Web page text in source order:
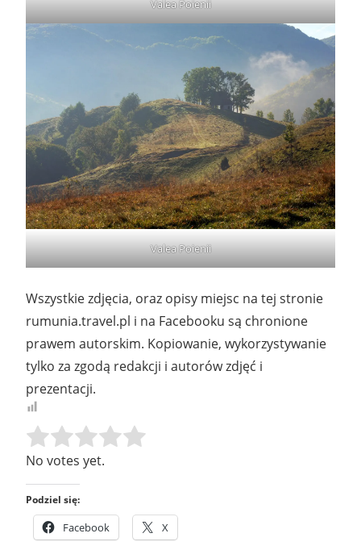
Valea Poienii
Valea Poienii
Wszystkie zdjęcia, oraz opisy miejsc na tej stronie
rumunia.travel.pl i na Facebooku są chronione
prawem autorskim. Kopiowanie, wykorzystywanie
tylko za zgodą redakcji i autorów zdjęć i
prezentacji.
Rate this item:
No votes yet.
Podziel się:
Facebook X